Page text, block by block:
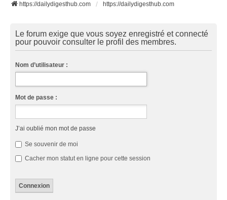
https://dailydigesthub.com https://dailydigesthub.com
Le forum exige que vous soyez enregistré et connecté
pour pouvoir consulter le profil des membres.
Nom d’utilisateur :
Mot de passe :
J’ai oublié mon mot de passe
Se souvenir de moi
Cacher mon statut en ligne pour cette session